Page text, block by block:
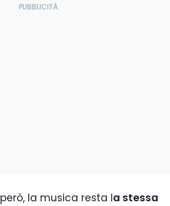
però, la musica resta la stessa